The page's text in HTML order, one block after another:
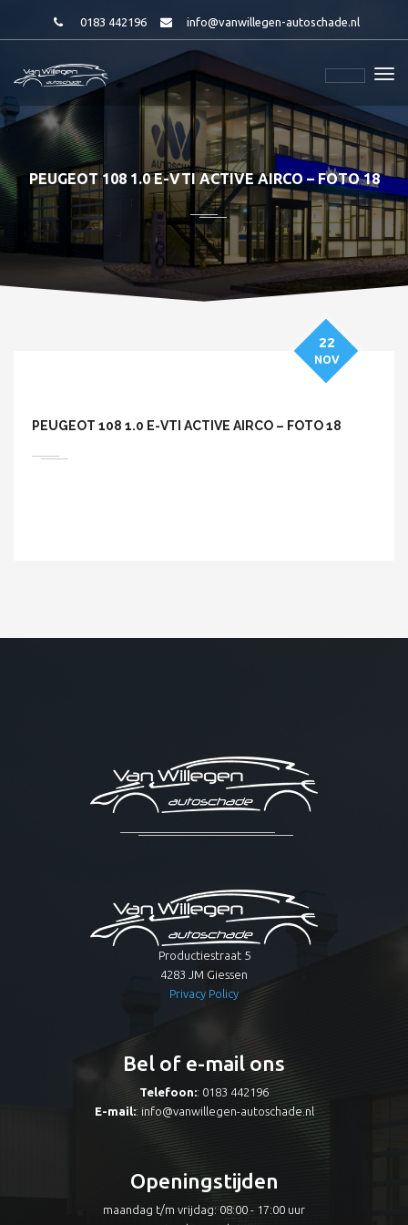
0183 442196 info@vanwillegen-autoschade.nl
PEUGEOT 108 1.0 E-VTI ACTIVE AIRCO – FOTO 18
PEUGEOT 108 1.0 E-VTI ACTIVE AIRCO – FOTO 18
22
NOV
Productiestraat 5
4283 JM Giessen
Privacy Policy
Bel of e-mail ons
Telefoon:: 0183 442196
E-mail:: info@vanwillegen-autoschade.nl
Openingstijden
maandag t/m vrijdag: 08:00 - 17:00 uur